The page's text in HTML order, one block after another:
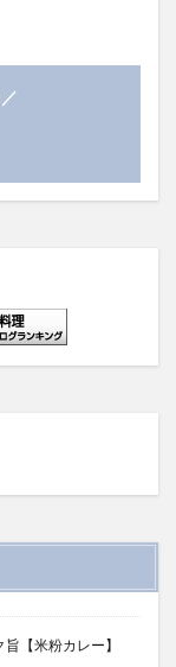
【米粉カレー】